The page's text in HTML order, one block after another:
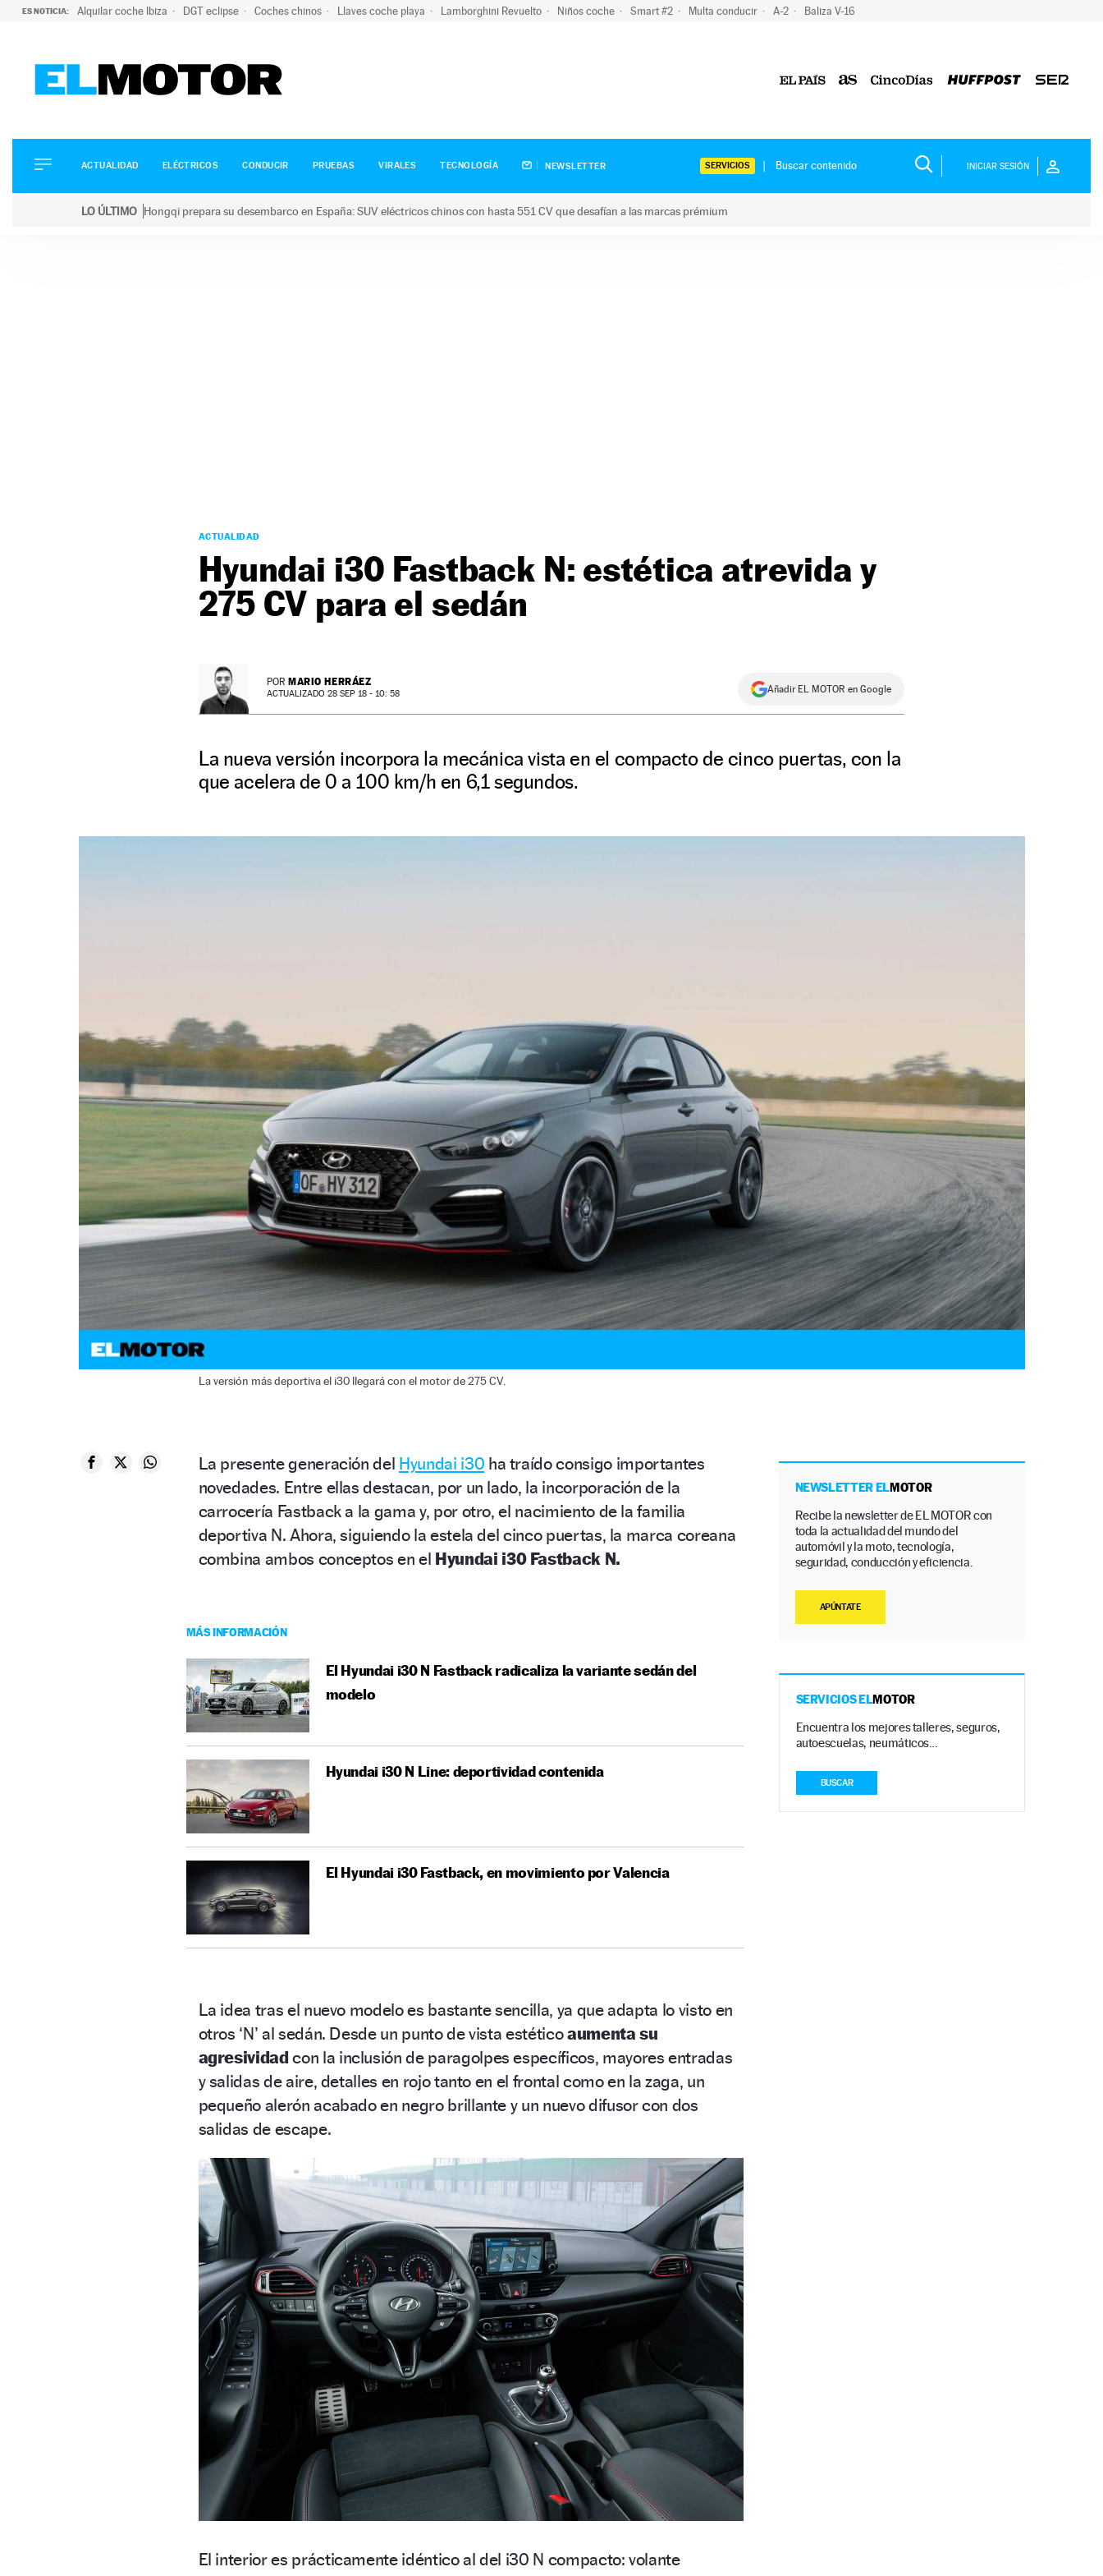
ES NOTICIA: Alquilar coche Ibiza DGT eclipse Coches chinos Llaves coche playa Lamborghini Revuelto Niños coche Smart #2 Multa conducir A-2 Baliza V-16
ELÉCTRICOS
CONDUCIR
ACTUALIDAD ELÉCTRICOS CONDUCIR PRUEBAS VIRALES TECNOLOGÍA NEWSLETTER SERVICIOS INICIAR SESIÓN
LO ÚLTIMO Hongqi prepara su desembarco en España: SUV eléctricos chinos con hasta 551 CV que desafían a las marcas prémium
ACTUALIDAD
Hyundai i30 Fastback N: estética atrevida y
275 CV para el sedán
POR MARIO HERRÁEZ
ACTUALIZADO 28 SEP 18 - 10: 58 Añadir EL MOTOR en Google
La nueva versión incorpora la mecánica vista en el compacto de cinco puertas, con la
que acelera de 0 a 100 km/h en 6,1 segundos.
La versión más deportiva el i30 llegará con el motor de 275 CV.
La presente generación del Hyundai i30 ha traído consigo importantes
novedades. Entre ellas destacan, por un lado, la incorporación de la
carrocería Fastback a la gama y, por otro, el nacimiento de la familia
deportiva N. Ahora, siguiendo la estela del cinco puertas, la marca coreana
combina ambos conceptos en el Hyundai i30 Fastback N.
MÁS INFORMACIÓN
El Hyundai i30 N Fastback radicaliza la variante sedán del
modelo
Hyundai i30 N Line: deportividad contenida
El Hyundai i30 Fastback, en movimiento por Valencia
La idea tras el nuevo modelo es bastante sencilla, ya que adapta lo visto en
otros ‘N’ al sedán. Desde un punto de vista estéticoaumenta su
agresividadcon la inclusión de paragolpes específicos, mayores entradas
y salidas de aire, detalles en rojo tanto en el frontal como en la zaga, un
pequeño alerón acabado en negro brillante y un nuevo difusor con dos
salidas de escape.
El interior es prácticamente idéntico al del i30 N compacto: volante
NEWSLETTER ELMOTOR
Recibe la newsletter de EL MOTOR con
toda la actualidad del mundo del
automóvil y la moto, tecnología,
seguridad, conducción y eficiencia.
APÚNTATE
SERVICIOS ELMOTOR
Encuentra los mejores talleres, seguros,
autoescuelas, neumáticos…
BUSCAR